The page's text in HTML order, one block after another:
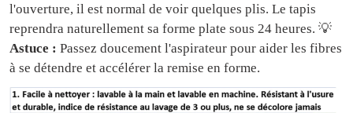
l'ouverture, il est normal de voir quelques plis. Le tapis
reprendra naturellement sa forme plate sous 24 heures. 💡
Astuce : Passez doucement l'aspirateur pour aider les fibres
à se détendre et accélérer la remise en forme.